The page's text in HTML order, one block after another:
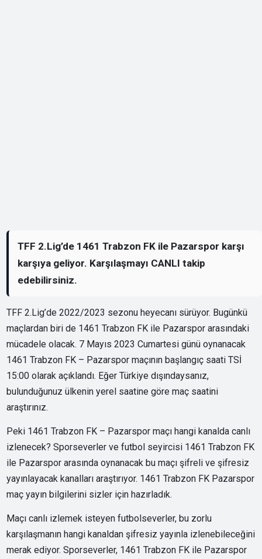
TFF 2.Lig’de 1461 Trabzon FK ile Pazarspor karşı
karşıya geliyor. Karşılaşmayı CANLI takip
edebilirsiniz.
TFF 2.Lig’de 2022/2023 sezonu heyecanı sürüyor. Bugünkü
maçlardan biri de 1461 Trabzon FK ile Pazarspor arasındaki
mücadele olacak. 7 Mayıs 2023 Cumartesi günü oynanacak
1461 Trabzon FK – Pazarspor maçının başlangıç saati TSİ
15:00 olarak açıklandı. Eğer Türkiye dışındaysanız,
bulunduğunuz ülkenin yerel saatine göre maç saatini
araştırınız.
Peki 1461 Trabzon FK – Pazarspor maçı hangi kanalda canlı
izlenecek? Sporseverler ve futbol seyircisi 1461 Trabzon FK
ile Pazarspor arasında oynanacak bu maçı şifreli ve şifresiz
yayınlayacak kanalları araştırıyor. 1461 Trabzon FK Pazarspor
maç yayın bilgilerini sizler için hazırladık.
Maçı canlı izlemek isteyen futbolseverler, bu zorlu
karşılaşmanın hangi kanaldan şifresiz yayınla izlenebileceğini
merak ediyor. Sporseverler, 1461 Trabzon FK ile Pazarspor